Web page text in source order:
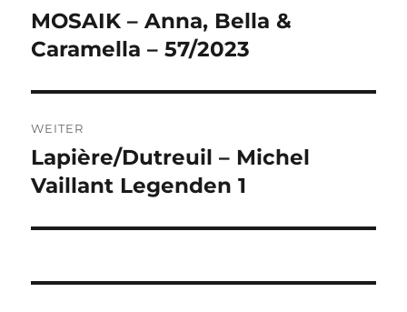
Vorheriger
Beitrag:
MOSAIK – Anna, Bella &
Caramella – 57/2023
WEITER
Nächster
Beitrag:
Lapière/Dutreuil – Michel
Vaillant Legenden 1